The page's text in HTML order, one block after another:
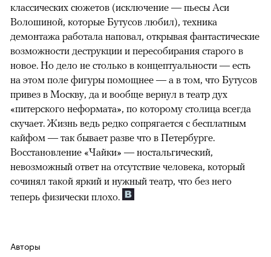
классических сюжетов (исключение — пьесы Аси
Волошиной, которые Бутусов любил), техника
демонтажа работала наповал, открывая фантастические
возможности деструкции и пересобирания старого в
новое. Но дело не столько в концептуальности — есть
на этом поле фигуры помощнее — а в том, что Бутусов
привез в Москву, да и вообще вернул в театр дух
«питерского неформата», по которому столица всегда
скучает. Жизнь ведь редко сопрягается с бесплатным
кайфом — так бывает разве что в Петербурге.
Восстановление «Чайки» — ностальгический,
невозможный ответ на отсутствие человека, который
сочинял такой яркий и нужный театр, что без него
теперь физически плохо.
Авторы